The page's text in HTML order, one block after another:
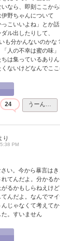
なら、即刻ここから
野ちゃんについて
っこいいよね」とか
ル出したりして、
も分かんないのかな
人の不幸は蜜の味
は集っているあり
ないけどなんでこ
24 うーん…
り
PM
い。今から暴言はき
てんだよ。分かるか
るかもしらねえけ
んだよ。なんでマ
じゃなくて考えてか
。すいません